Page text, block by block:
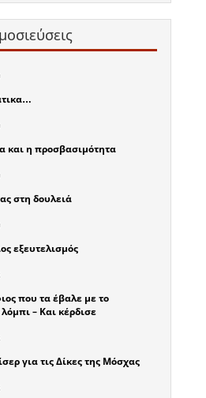
και η προσβασιμότητα
στη δουλειά
εξευτελισμός
που τα έβαλε με το
– Και κέρδισε
για τις Δίκες της Μόσχας